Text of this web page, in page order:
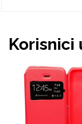
Korisnici
Cirkus
Halloween